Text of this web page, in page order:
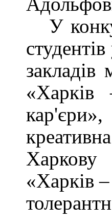
У
закладів
«Харків
Харкову
«Харків